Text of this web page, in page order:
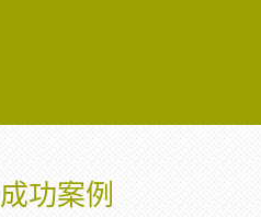
成功案例